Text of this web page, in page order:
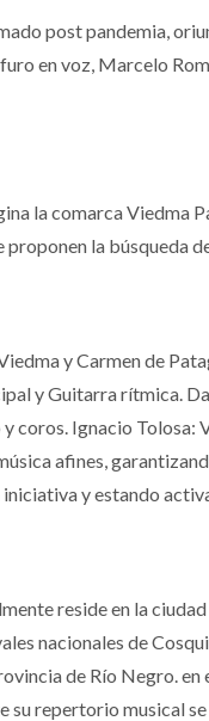
post pandemia,
en voz, Marcelo
la comarca Viedma
proponen la búsqueda
y Carmen de
y Guitarra rítmica.
y coros. Ignacio
afines,
y estando
reside en la
nacionales de
de Río Negro.
su repertorio musical